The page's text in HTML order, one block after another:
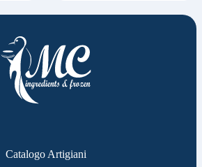
Catalogo Artigiani